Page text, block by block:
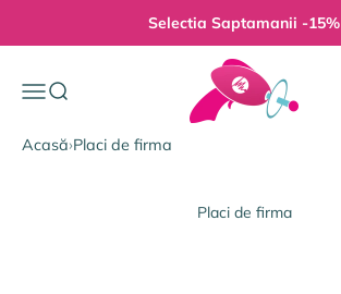
Selectia Saptamanii -15%
MeniuCăutare
Gravura Pe Orice
Acasă›Placi de firma
Placi de firma